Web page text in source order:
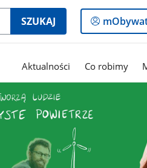
SZUKAJ
do
Aktualności Co robimy